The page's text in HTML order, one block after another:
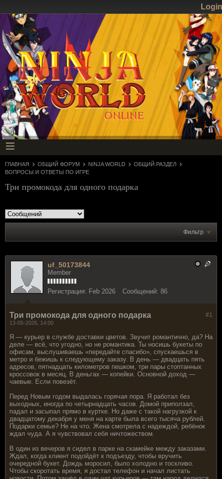
Login
ГЛАВНАЯ ОБЩИЙ ФОРУМ NINJA WORLD
ОБЩИЙ РАЗДЕЛ
ВОПРОСЫ И ОТВЕТЫ ПО ИГРЕ
Три промокода для одного подарка
Фильтр
uf_50173844
Member
Регистрация: Feb 2026 Сообщений: 86
#1
Три промокода для одного подарка
13-05-2026, 14:00
Я — курьер в службе доставки цветов. Звучит романтично, да? На
деле — всё, что угодно, но не романтика. Ты носишь букеты по
офисам, выслушиваешь «передайте спасибо», спускаешься в
метро и бежишь к следующему заказу. В день — двадцать пять
адресов, пятнадцать километров пешком, три пары стоптанных
кроссовок в месяц. В деньгах — копейки. Основной доход —
чаевые. Если повезёт.
Перед Новым годом выдалась горячая пора. Я работал без
выходных, иногда по четырнадцать часов. Домой приползал,
падал и засыпал прямо в куртке. Но даже с такой нагрузкой к
двадцатому декабря у меня на карте была всего тысяча рублей.
Подарки семье? Не на что. Жена смотрела с надеждой, ребёнок
ждал чуда. А я чувствовал себя ничтожеством.
В один из вечеров я сидел в парке на скамейке между заказами.
Ждал, когда клиент подойдёт к подъезду, чтобы вручить
очередной букет. Дождь моросил, было холодно и тоскливо.
Чтобы скоротать время, я достал телефон и начал листать